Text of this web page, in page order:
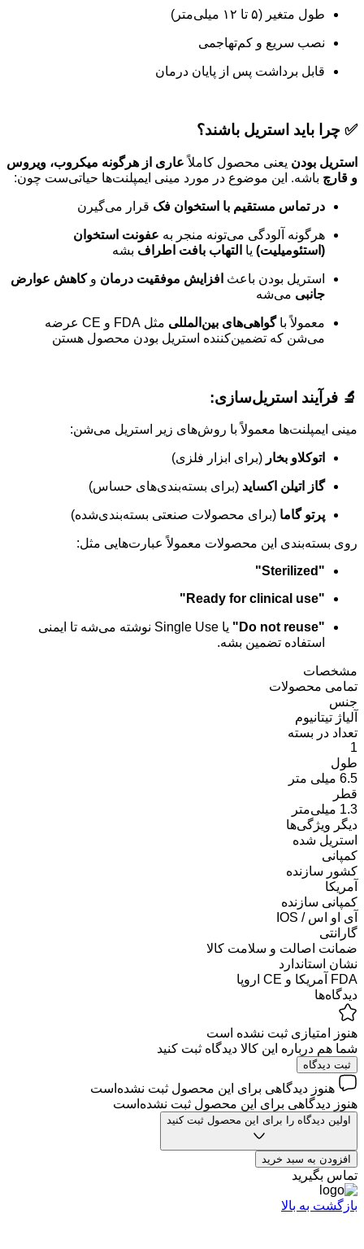
طول متغیر (۵ تا ۱۲ میلی‌متر)
نصب سریع و کم‌تهاجمی
قابل برداشت پس از پایان درمان
✅ چرا باید استریل باشند؟
استریل بودن یعنی محصول کاملاًعاری از هرگونه میکروب، ویروس
و قارچ باشه. این موضوع در مورد مینی ایمپلنت‌ها حیاتی‌ست چون:
در تماس مستقیم با استخوان فک قرار می‌گیرن
هرگونه آلودگی می‌تونه منجر به عفونت استخوان
(استئومیلیت) یا التهاب بافت اطراف بشه
استریل بودن باعث افزایش موفقیت درمان وکاهش عوارض
جانبی می‌شه
معمولاً باگواهی‌های بین‌المللی
مثل FDA و CE عرضه
می‌شن که تضمین‌کننده استریل بودن محصول هستن
🔬 فرآیند استریل‌سازی:
مینی ایمپلنت‌ها معمولاً با روش‌های زیر استریل می‌شن:
اتوکلاو بخار (برای ابزار فلزی)
گاز اتیلن اکساید (برای بسته‌بندی‌های حساس)
پرتو گاما (برای محصولات صنعتی بسته‌بندی‌شده)
روی بسته‌بندی این محصولات معمولاً عبارت‌هایی مثل:
"Sterilized"
"Ready for clinical use"
"Do not reuse"
یا Single Use نوشته می‌شه تا ایمنی
استفاده تضمین بشه.
مشخصات
تمامی محصولات
جنس
آلیاژ تیتانیوم
تعداد در بسته
1
طول
6.5 میلی متر
قطر
1.3 میلی‌متر
دیگر ویژگی‌ها
استریل شده
کمپانی
کشور سازنده
آمریکا
کمپانی سازنده
آی او اس / IOS
گارانتی
ضمانت اصالت و سلامت کالا
نشان استاندارد
FDA آمریکا و CE اروپا
دیدگاه‌ها
هنوز امتیازی ثبت نشده است
شما هم درباره این کالا دیدگاه ثبت کنید
ثبت دیدگاه
هنوز دیدگاهی برای این محصول ثبت نشده‌است
هنوز دیدگاهی برای این محصول ثبت نشده‌است
اولین دیدگاه را برای این محصول ثبت کنید
افزودن به سبد خرید
تماس بگیرید
بازگشت به بالا